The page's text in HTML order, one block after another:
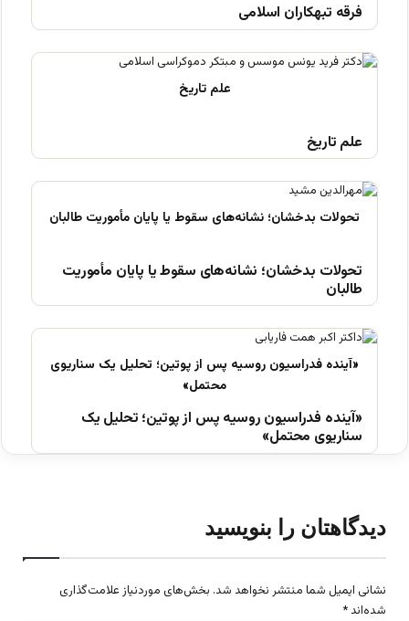
فرقه تبهکاران اسلامی
علم تاریخ
تحولات بدخشان؛ نشانه‌های سقوط یا پایان مأموریت
طالبان
«آینده فدراسیون روسیه پس از پوتین؛ تحلیل یک
سناریوی محتمل»
دیدگاهتان را بنویسید
نشانی ایمیل شما منتشر نخواهد شد. بخش‌های موردنیاز علامت‌گذاری
شده‌اند *